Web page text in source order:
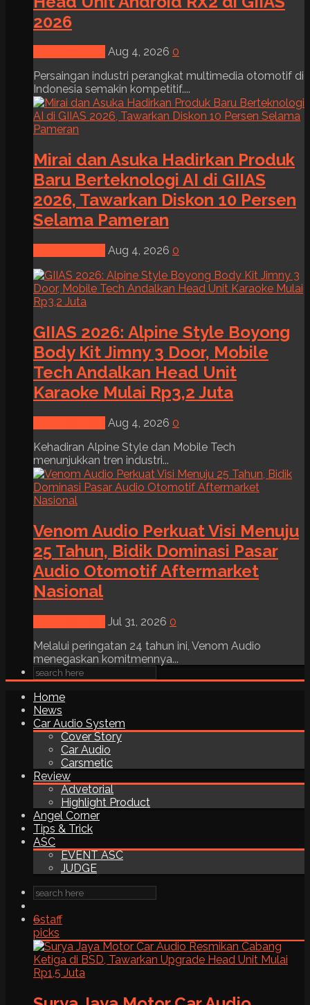
2026
Aug 4, 2026 0
Persaingan industri perangkat multimedia otomotif di
Indonesia semakin kompetitif....
Mirai dan Asuka Hadirkan Produk
Baru Berteknologi AI di GIIAS
2026, Tawarkan Diskon 10 Persen
Selama Pameran
Aug 4, 2026 0
GIIAS 2026: Alpine Style Boyong
Body Kit Jimny 3 Door, Mobile
Tech Andalkan Head Unit
Karaoke Mulai Rp3,2 Juta
Aug 4, 2026 0
Kehadiran Alpine Style dan Mobile Tech
menunjukkan tren industri...
Venom Audio Perkuat Visi Menuju
25 Tahun, Bidik Dominasi Pasar
Audio Otomotif Aftermarket
Nasional
Jul 31, 2026 0
Melalui peringatan 24 tahun ini, Venom Audio
menegaskan komitmennya...
Home
News
Car Audio System
Cover Story
Car Audio
Carsmetic
Review
Advetorial
Highlight Product
Angel Corner
Tips & Trick
ASC
EVENT ASC
JUDGE
6staff
picks